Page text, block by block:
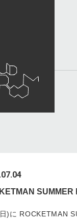
)に ROCKETMAN